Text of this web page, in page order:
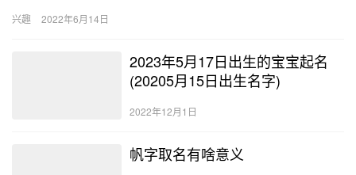
财格是…
兴趣 2022年6月14日
2023年5月17日出生的宝宝起名
(20205月15日出生名字)
2022年12月1日
帆字取名有啥意义